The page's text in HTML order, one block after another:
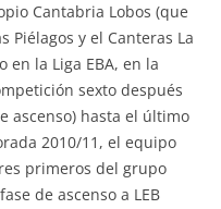
Cantabria Lobos (que
Piélagos y el Canteras La
en la Liga EBA, en la
sexto después
ascenso) hasta el último
2010/11, el equipo
primeros del grupo
de ascenso a LEB